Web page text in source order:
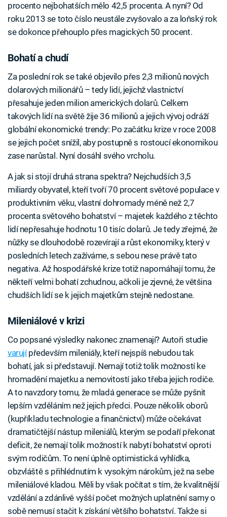
procento nejbohatších mělo 42,5 procenta. A nyní? Od
roku 2013 se toto číslo neustále zvyšovalo a za loňský rok
se dokonce přehouplo přes magických 50 procent.
Bohatí a chudí
Za poslední rok se také objevilo přes 2,3 milionů nových
dolarových milionářů – tedy lidí, jejichž vlastnictví
přesahuje jeden milion amerických dolarů. Celkem
takových lidí na světě žije 36 milionů a jejich vývoj odráží
globální ekonomické trendy: Po začátku krize v roce 2008
se jejich počet snížil, aby postupně s rostoucí ekonomikou
zase narůstal. Nyní dosáhl svého vrcholu.
A jak si stojí druhá strana spektra? Nejchudších 3,5
miliardy obyvatel, kteří tvoří 70 procent světové populace v
produktivním věku, vlastní dohromady méně než 2,7
procenta světového bohatství – majetek každého z těchto
lidí nepřesahuje hodnotu 10 tisíc dolarů. Je tedy zřejmé, že
nůžky se dlouhodobě rozevírají a růst ekonomiky, který v
posledních letech zažíváme, s sebou nese právě tato
negativa. Až hospodářské krize totiž napomáhají tomu, že
někteří velmi bohatí zchudnou, ačkoli je zjevné, že většina
chudších lidí se k jejich majetkům stejně nedostane.
Mileniálové v krizi
Co popsané výsledky nakonec znamenají? Autoři studie
varujípředevším mileniály, kteří nejspíš nebudou tak
bohatí, jak si představují. Nemají totiž tolik možností ke
hromadění majetku a nemovitostí jako třeba jejich rodiče.
A to navzdory tomu, že mladá generace se může pyšnit
lepším vzděláním než jejich předci. Pouze několik oborů
(kupříkladu technologie a finančnictví) může očekávat
dramatičtější nástup mileniálů, kterým se podaří překonat
deficit, že nemají tolik možností k nabytí bohatství oproti
svým rodičům. To není úplně optimistická vyhlídka,
obzvláště s přihlédnutím k vysokým nárokům, jež na sebe
mileniálové kladou. Měli by však počítat s tím, že kvalitnější
vzdělání a zdánlivě vyšší počet možných uplatnění samy o
sobě nemusí stačit k získání většího bohatství. Takže si